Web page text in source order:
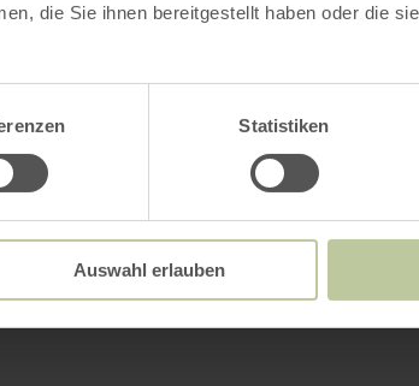
die Sie ihnen bereitgestellt haben oder die
Statistiken
Auswahl erlauben